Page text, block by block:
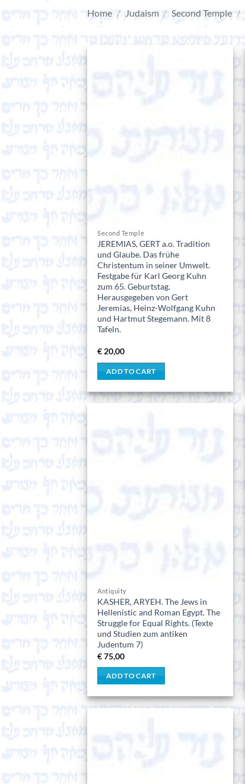
Home / Judaism / Second Temple /
Second Temple
JEREMIAS, GERT a.o. Tradition
und Glaube. Das frühe
Christentum in seiner Umwelt.
Festgabe für Karl Georg Kuhn
zum 65. Geburtstag.
Herausgegeben von Gert
Jeremias, Heinz-Wolfgang Kuhn
und Hartmut Stegemann. Mit 8
Tafeln.
€ 20,00
ADD TO CART
Antiquity
KASHER, ARYEH. The Jews in
Hellenistic and Roman Egypt. The
Struggle for Equal Rights. (Texte
und Studien zum antiken
Judentum 7)
€75,00
ADD TO CART